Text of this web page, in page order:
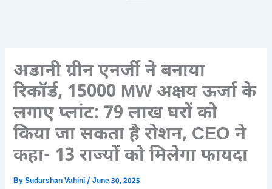
अडानी ग्रीन एनर्जी ने बनाया
रिकॉर्ड, 15000 MW अक्षय ऊर्जा के
लगाए प्लांट: 79 लाख घरों को
किया जा सकता है रोशन, CEO ने
कहा- 13 राज्यों को मिलेगा फायदा
BySudarshan Vahini/June 30, 2025